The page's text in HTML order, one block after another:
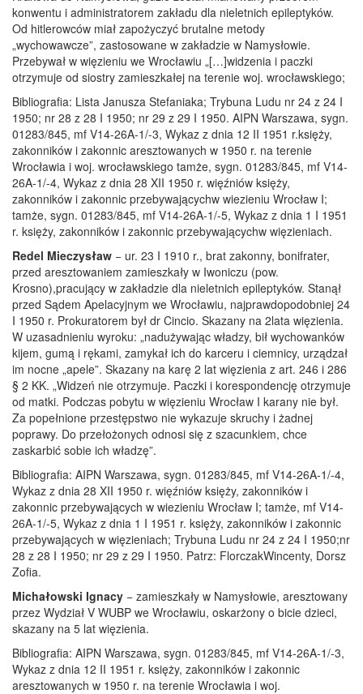
konwentu i administratorem zakładu dla nieletnich epileptyków.
Od hitlerowców miał zapożyczyć brutalne metody
„wychowawcze”, zastosowane w zakładzie w Namysłowie.
Przebywał w więzieniu we Wrocławiu „[…]widzenia i paczki
otrzymuje od siostry zamieszkałej na terenie woj. wrocławskiego;
Bibliografia: Lista Janusza Stefaniaka; Trybuna Ludu nr 24 z 24 I
1950; nr 28 z 28 I 1950; nr 29 z 29 I 1950. AIPN Warszawa, sygn.
01283/845, mf V14-26A-1/-3, Wykaz z dnia 12 II 1951 r.księży,
zakonników i zakonnic aresztowanych w 1950 r. na terenie
Wrocławia i woj. wrocławskiego tamże, sygn. 01283/845, mf V14-
26A-1/-4, Wykaz z dnia 28 XII 1950 r. więźniów księży,
zakonników i zakonnic przebywającychw wiezieniu Wrocław I;
tamże, sygn. 01283/845, mf V14-26A-1/-5, Wykaz z dnia 1 I 1951
r. księży, zakonników i zakonnic przebywającychw więzieniach.
Redel Mieczysław − ur. 23 I 1910 r., brat zakonny, bonifrater,
przed aresztowaniem zamieszkały w Iwoniczu (pow.
Krosno),pracujący w zakładzie dla nieletnich epileptyków. Stanął
przed Sądem Apelacyjnym we Wrocławiu, najprawdopodobniej 24
I 1950 r. Prokuratorem był dr Cincio. Skazany na 2lata więzienia.
W uzasadnieniu wyroku: „nadużywając władzy, bił wychowanków
kijem, gumą i rękami, zamykał ich do karceru i ciemnicy, urządzał
im nocne „apele”. Skazany na karę 2 lat więzienia z art. 246 i 286
§ 2 KK. „Widzeń nie otrzymuje. Paczki i korespondencję otrzymuje
od matki. Podczas pobytu w więzieniu Wrocław I karany nie był.
Za popełnione przestępstwo nie wykazuje skruchy i żadnej
poprawy. Do przełożonych odnosi się z szacunkiem, chce
zaskarbić sobie ich władzę”.
Bibliografia: AIPN Warszawa, sygn. 01283/845, mf V14-26A-1/-4,
Wykaz z dnia 28 XII 1950 r. więźniów księży, zakonników i
zakonnic przebywających w wiezieniu Wrocław I; tamże, mf V14-
26A-1/-5, Wykaz z dnia 1 I 1951 r. księży, zakonników i zakonnic
przebywających w więzieniach; Trybuna Ludu nr 24 z 24 I 1950;nr
28 z 28 I 1950; nr 29 z 29 I 1950. Patrz: FlorczakWincenty, Dorsz
Zofia.
Michałowski Ignacy − zamieszkały w Namysłowie, aresztowany
przez Wydział V WUBP we Wrocławiu, oskarżony o bicie dzieci,
skazany na 5 lat więzienia.
Bibliografia: AIPN Warszawa, sygn. 01283/845, mf V14-26A-1/-3,
Wykaz z dnia 12 II 1951 r. księży, zakonników i zakonnic
aresztowanych w 1950 r. na terenie Wrocławia i woj.